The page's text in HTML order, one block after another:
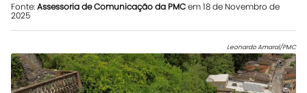
Fonte:Assessoria de Comunicação da PMCem 18 de Novembro de
2025
Leonardo Amaral/PMC